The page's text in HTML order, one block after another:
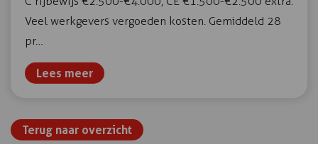
Veel werkgevers vergoeden kosten. Gemiddeld 28
pr…
Lees meer
Terug naar overzicht